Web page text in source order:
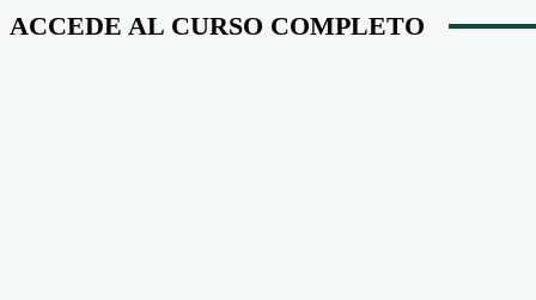
ACCEDE AL CURSO COMPLETO